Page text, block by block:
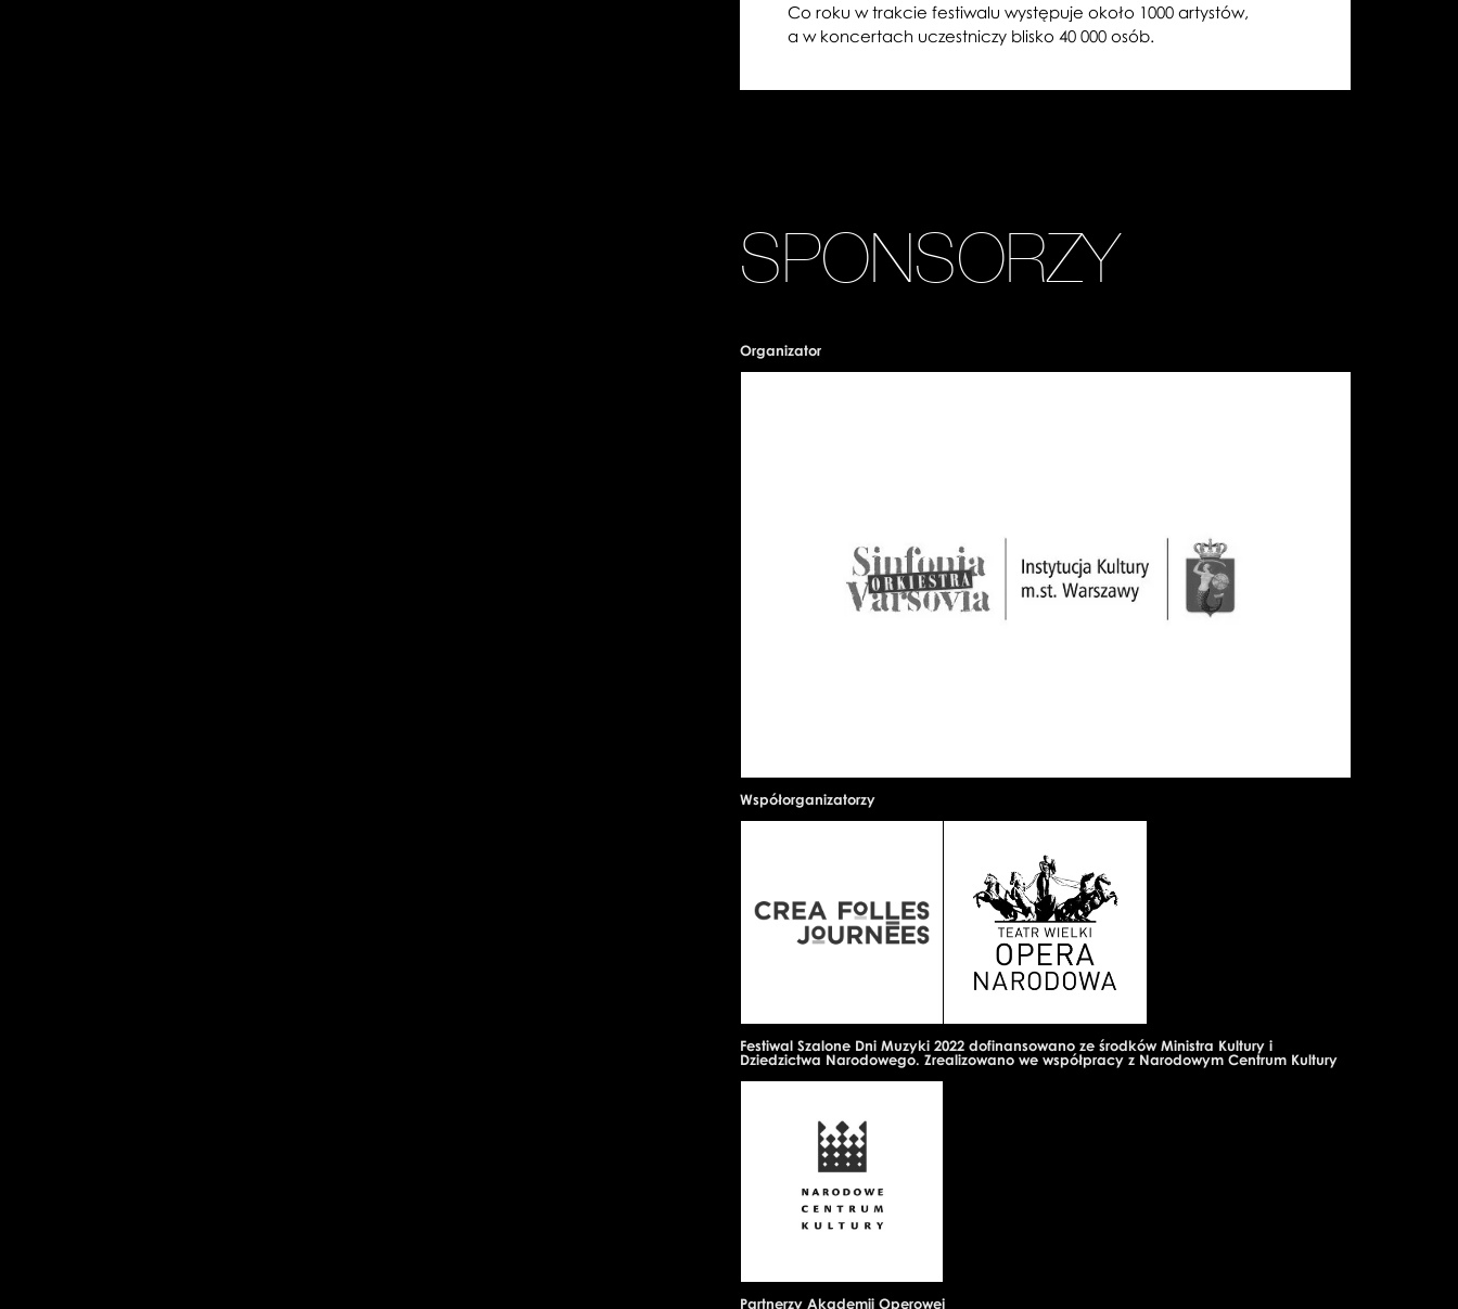
Co roku w trakcie festiwalu występuje około 1000 artystów,
a w koncertach uczestniczy blisko 40 000 osób.
SPONSORZY
Organizator
Współorganizatorzy
Festiwal Szalone Dni Muzyki 2022 dofinansowano ze środków Ministra Kultury i
Dziedzictwa Narodowego. Zrealizowano we współpracy z Narodowym Centrum Kultury
Partnerzy Akademii Operowej